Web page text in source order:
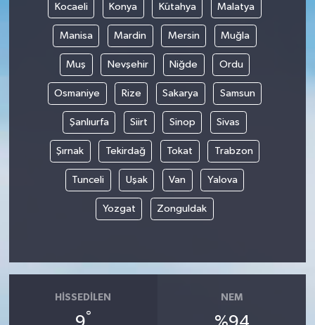
Kocaeli Konya Kütahya Malatya
Manisa Mardin Mersin Muğla
Muş Nevşehir Niğde Ordu
Osmaniye Rize Sakarya Samsun
Şanlıurfa Siirt Sinop Sivas
Şırnak Tekirdağ Tokat Trabzon
Tunceli Uşak Van Yalova
Yozgat Zonguldak
HISSEDILEN
°
NEM